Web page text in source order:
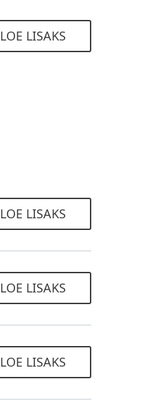
LOE LISAKS
LOE LISAKS
LOE LISAKS
LOE LISAKS